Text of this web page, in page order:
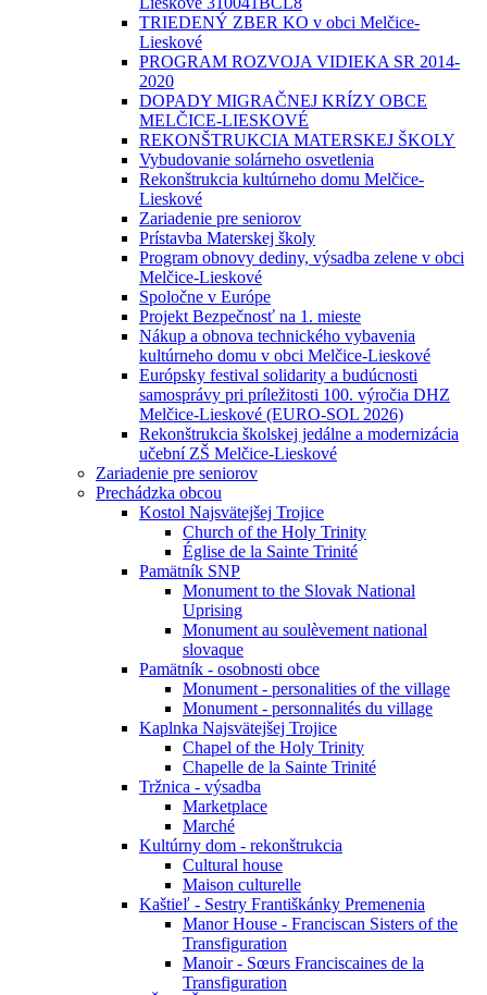
TRIEDENÝ ZBER KO v obci Melčice-
Lieskové
PROGRAM ROZVOJA VIDIEKA SR 2014-
2020
DOPADY MIGRAČNEJ KRÍZY OBCE
MELČICE-LIESKOVÉ
REKONŠTRUKCIA MATERSKEJ ŠKOLY
Vybudovanie solárneho osvetlenia
Rekonštrukcia kultúrneho domu Melčice-
Lieskové
Zariadenie pre seniorov
Prístavba Materskej školy
Program obnovy dediny, výsadba zelene v obci
Melčice-Lieskové
Spoločne v Európe
Projekt Bezpečnosť na 1. mieste
Nákup a obnova technického vybavenia
kultúrneho domu v obci Melčice-Lieskové
Európsky festival solidarity a budúcnosti
samosprávy pri príležitosti 100. výročia DHZ
Melčice-Lieskové (EURO-SOL 2026)
Rekonštrukcia školskej jedálne a modernizácia
učební ZŠ Melčice-Lieskové
Zariadenie pre seniorov
Prechádzka obcou
Kostol Najsvätejšej Trojice
Church of the Holy Trinity
Église de la Sainte Trinité
Pamätník SNP
Monument to the Slovak National
Uprising
Monument au soulèvement national
slovaque
Pamätník - osobnosti obce
Monument - personalities of the village
Monument - personnalités du village
Kaplnka Najsvätejšej Trojice
Chapel of the Holy Trinity
Chapelle de la Sainte Trinité
Tržnica - výsadba
Marketplace
Marché
Kultúrny dom - rekonštrukcia
Cultural house
Maison culturelle
Kaštieľ - Sestry Františkánky Premenenia
Manor House - Franciscan Sisters of the
Transfiguration
Manoir - Sœurs Franciscaines de la
Transfiguration